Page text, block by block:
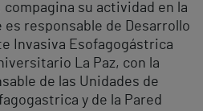
su actividad en la
es responsable de Desarrollo
Invasiva Esofagogástrica
La Paz, con la
de las Unidades de
y de la Pared